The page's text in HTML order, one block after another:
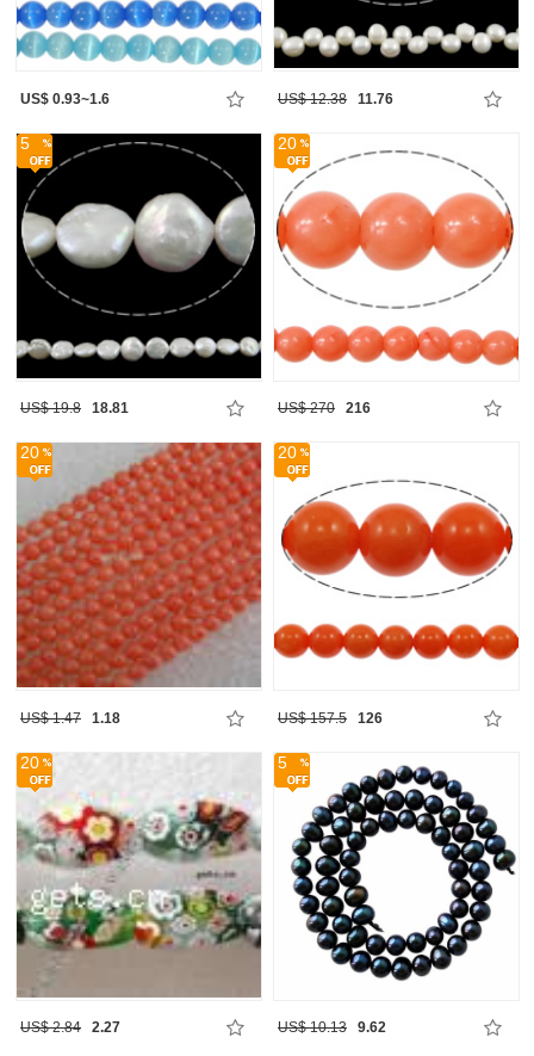
US$ 0.93~1.6 US$ 12.38 11.76
5
US$ 19.8 18.81
20
US$ 270 216
20
US$ 1.47 1.18
20
US$ 157.5 126
20
US$ 2.84 2.27
5
US$ 10.13 9.62